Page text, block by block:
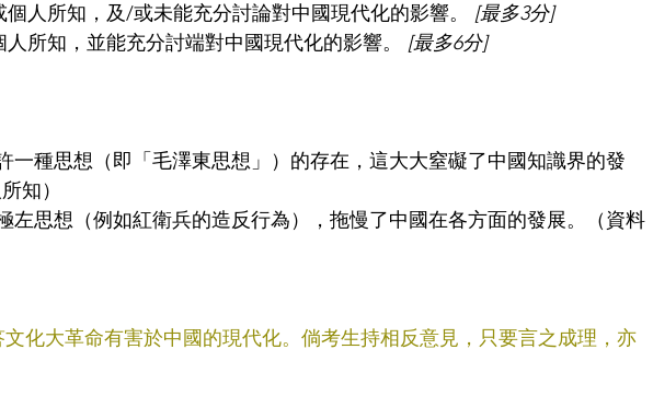
個人所知，及/或未能充分討論對中國現代化的影響。 [最多3分]
人所知，並能充分討端對中國現代化的影響。 [最多6分]
一種思想（即「毛澤東思想」）的存在，這大大窒礙了中國知識界的發
知）
左思想（例如紅衛兵的造反行為），拖慢了中國在各方面的發展。（資料
化大革命有害於中國的現代化。倘考生持相反意見，只要言之成理，亦